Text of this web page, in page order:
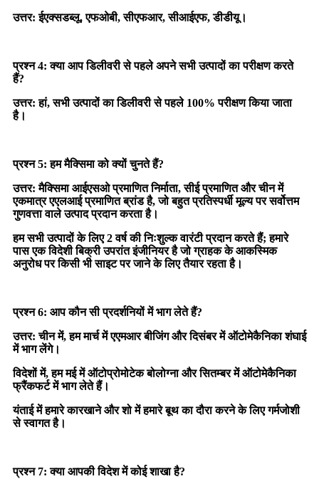
उत्तर: ईएक्सडब्लू, एफओबी, सीएफआर, सीआईएफ, डीडीयू।
प्रश्न 4: क्या आप डिलीवरी से पहले अपने सभी उत्पादों का परीक्षण करते
हैं?
उत्तर: हां, सभी उत्पादों का डिलीवरी से पहले 100% परीक्षण किया जाता
है।
प्रश्न 5: हम मैक्सिमा को क्यों चुनते हैं?
उत्तर: मैक्सिमा आईएसओ प्रमाणित निर्माता, सीई प्रमाणित और चीन में
एकमात्र एएलआई प्रमाणित ब्रांड है, जो बहुत प्रतिस्पर्धी मूल्य पर सर्वोत्तम
गुणवत्ता वाले उत्पाद प्रदान करता है।
हम सभी उत्पादों के लिए 2 वर्ष की निःशुल्क वारंटी प्रदान करते हैं; हमारे
पास एक विदेशी बिक्री उपरांत इंजीनियर है जो ग्राहक के आकस्मिक
अनुरोध पर किसी भी साइट पर जाने के लिए तैयार रहता है।
प्रश्न 6: आप कौन सी प्रदर्शनियों में भाग लेते हैं?
उत्तर: चीन में, हम मार्च में एएमआर बीजिंग और दिसंबर में ऑटोमेकैनिका शंघाई
में भाग लेंगे।
विदेशों में, हम मई में ऑटोप्रोमोटेक बोलोग्ना और सितम्बर में ऑटोमेकैनिका
फ्रैंकफर्ट में भाग लेते हैं।
यंताई में हमारे कारखाने और शो में हमारे बूथ का दौरा करने के लिए गर्मजोशी
से स्वागत है।
प्रश्न 7: क्या आपकी विदेश में कोई शाखा है?